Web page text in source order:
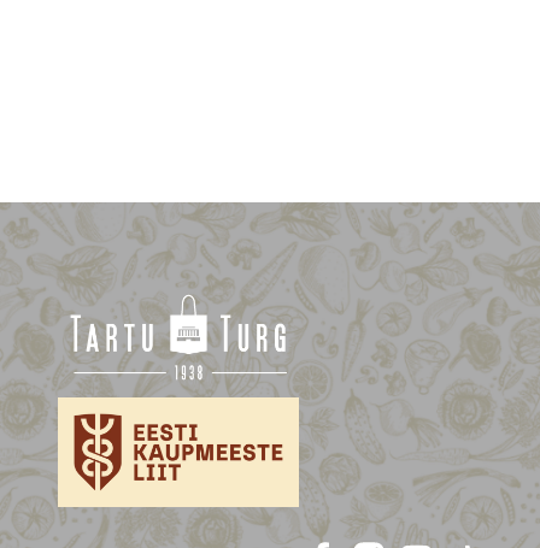
Follow
Follow
Follow
Follow